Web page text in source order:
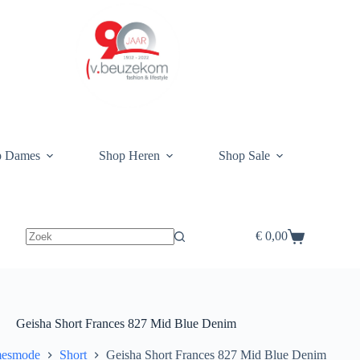
Dames Shop Heren Shop Sale
Winkelwagen
€0,00
Geisha Short Frances 827 Mid Blue Denim
Short Geisha Short Frances 827 Mid Blue Denim